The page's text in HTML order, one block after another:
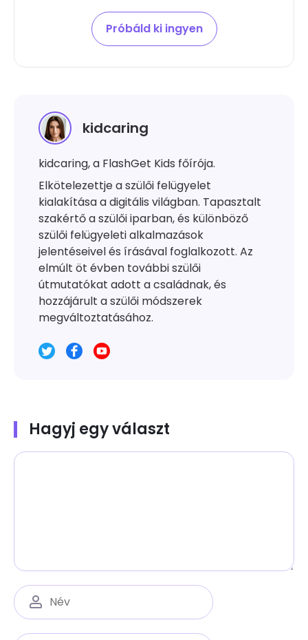
Próbáld ki ingyen
kidcaring
kidcaring, a FlashGet Kids főírója.
Elkötelezettje a szülői felügyelet
kialakítása a digitális világban. Tapasztalt
szakértő a szülői iparban, és különböző
szülői felügyeleti alkalmazások
jelentéseivel és írásával foglalkozott. Az
elmúlt öt évben további szülői
útmutatókat adott a családnak, és
hozzájárult a szülői módszerek
megváltoztatásához.
Hagyj egy választ